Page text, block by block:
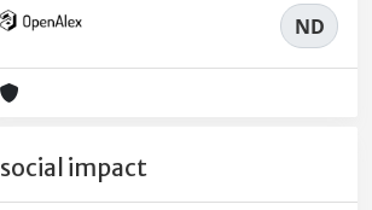
ND
social impact